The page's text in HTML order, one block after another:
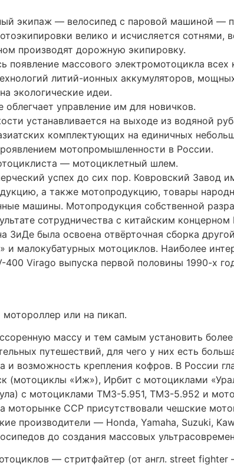
экипаж — велосипед с паровой машиной —
велико и исчисляется сотнями,
производят дорожную экипировку.
появление массового электромотоцикла всех
литий-ионных аккумуляторов,
экологические идеи.
управление им для новичков.
устанавливается на выходе из водяной
комплектующих на единичных
мотопромышленности в России.
— мотоциклетный шлем.
успех до сих пор. Ковровский Завод
а также мотопродукцию, товары
машины. Мотопродукция собственной
сотрудничества с китайским концерном
ЗиДе была освоена отвёрточная сборка
малокубатурных мотоциклов. Наиболее
Virago выпуска первой половины 1990-х
или на пикап.
массу и тем самым установить
путешествий, для чего у них есть
и возможность крепления кофров. В России
(мотоциклы «Иж»), Ирбит с мотоциклами
с мотоциклами ТМЗ-5.951, ТМЗ-5.952 и
моторынке ССР присутствовали чешские
производители — Honda, Yamaha, Suzuki,
до создания массовых
— стритфайтер (от англ. street